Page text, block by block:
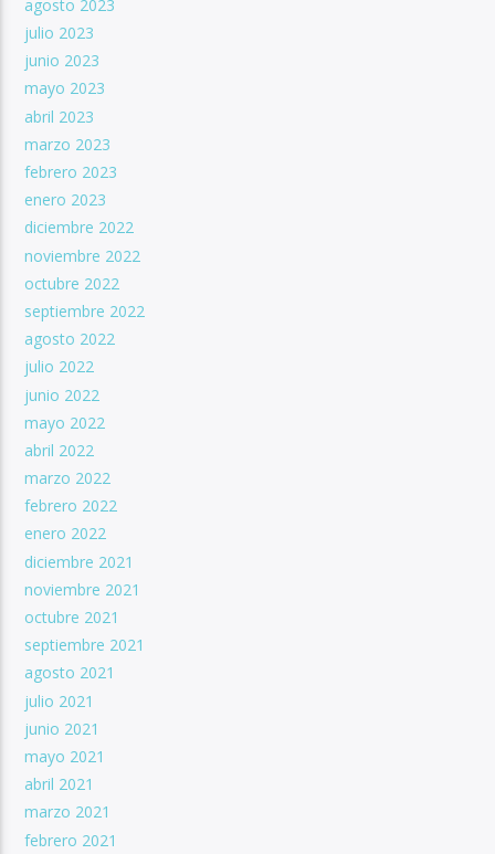
agosto 2023
julio 2023
junio 2023
mayo 2023
abril 2023
marzo 2023
febrero 2023
enero 2023
diciembre 2022
noviembre 2022
octubre 2022
septiembre 2022
agosto 2022
julio 2022
junio 2022
mayo 2022
abril 2022
marzo 2022
febrero 2022
enero 2022
diciembre 2021
noviembre 2021
octubre 2021
septiembre 2021
agosto 2021
julio 2021
junio 2021
mayo 2021
abril 2021
marzo 2021
febrero 2021